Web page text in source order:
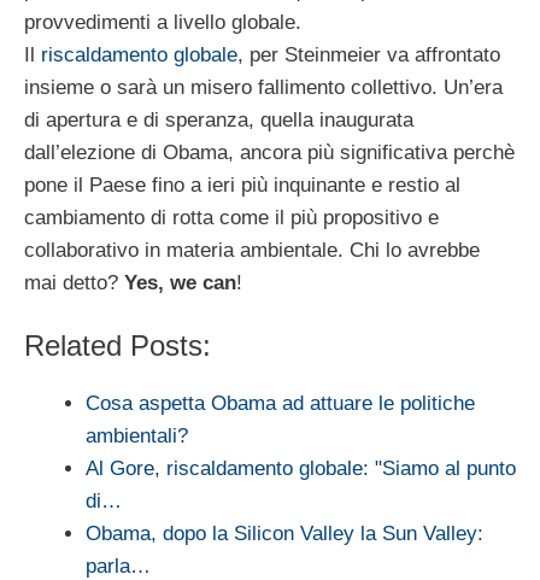
provvedimenti a livello globale.
Il riscaldamento globale, per Steinmeier va affrontato
insieme o sarà un misero fallimento collettivo. Un’era
di apertura e di speranza, quella inaugurata
dall’elezione di Obama, ancora più significativa perchè
pone il Paese fino a ieri più inquinante e restio al
cambiamento di rotta come il più propositivo e
collaborativo in materia ambientale. Chi lo avrebbe
mai detto? Yes, we can!
Related Posts:
Cosa aspetta Obama ad attuare le politiche
ambientali?
Al Gore, riscaldamento globale: "Siamo al punto
di…
Obama, dopo la Silicon Valley la Sun Valley:
parla…